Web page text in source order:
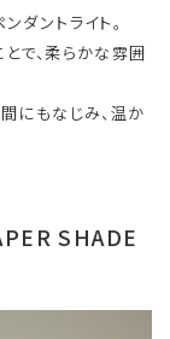
ダントライト。
で、柔らかな雰囲
にもなじみ、温か
SHADE